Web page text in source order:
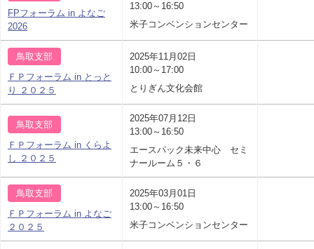
FPフォーラム in よなご
2026
13:00～16:50
米子コンベンションセンター
鳥取支部
ＦＰフォーラム in とっと
り ２０２５
2025年11月02日
10:00～17:00
とりぎん文化会館
鳥取支部
ＦＰフォーラム in くらよ
し ２０２５
2025年07月12日
13:00～16:50
エースパック未来中心 セミ
ナールーム５・６
鳥取支部
ＦＰフォーラム in よなご
２０２５
2025年03月01日
13:00～16:50
米子コンベンションセンター